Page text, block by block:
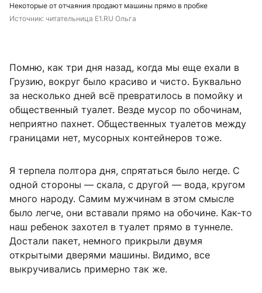
Некоторые от отчаяния продают машины прямо в пробке
Источник: читательница E1.RU Ольга
Помню, как три дня назад, когда мы еще ехали в
Грузию, вокруг было красиво и чисто. Буквально
за несколько дней всё превратилось в помойку и
общественный туалет. Везде мусор по обочинам,
неприятно пахнет. Общественных туалетов между
границами нет, мусорных контейнеров тоже.
Я терпела полтора дня, спрятаться было негде. С
одной стороны — скала, с другой — вода, кругом
много народу. Самим мужчинам в этом смысле
было легче, они вставали прямо на обочине. Как-то
наш ребенок захотел в туалет прямо в туннеле.
Достали пакет, немного прикрыли двумя
открытыми дверями машины. Видимо, все
выкручивались примерно так же.